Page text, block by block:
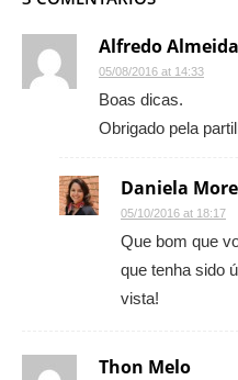
Alfredo Almeida
05/08/2016 at 14:33
Boas dicas.
Obrigado pela
Daniela
05/10/2016 at 18:17
Que bom que
que tenha sido
vista!
Thon Melo